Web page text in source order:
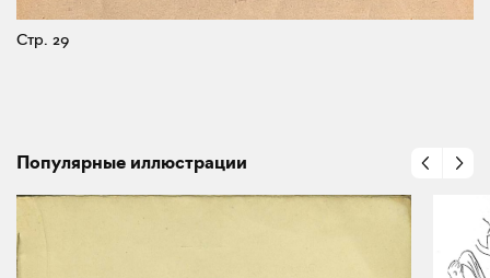
Стр. 29
Популярные иллюстрации